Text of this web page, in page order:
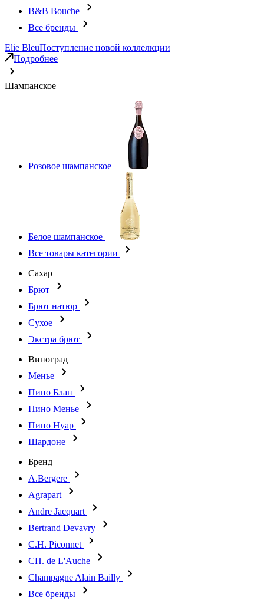
B&B Bouche
Все бренды
Elie BleuПоступление новой коллелкции
Подробнее
Шампанское
Розовое шампанское
Белое шампанское
Все товары категории
Сахар
Брют
Брют натюр
Сухое
Экстра брют
Виноград
Менье
Пино Блан
Пино Менье
Пино Нуар
Шардоне
Бренд
A.Bergere
Agrapart
Andre Jacquart
Bertrand Devavry
C.H. Piconnet
CH. de L'Auche
Champagne Alain Bailly
Все бренды